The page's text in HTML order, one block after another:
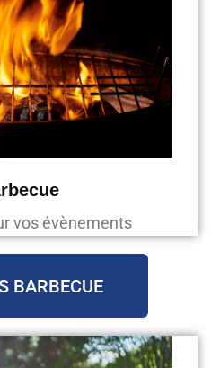
vos évènements
BARBECUE